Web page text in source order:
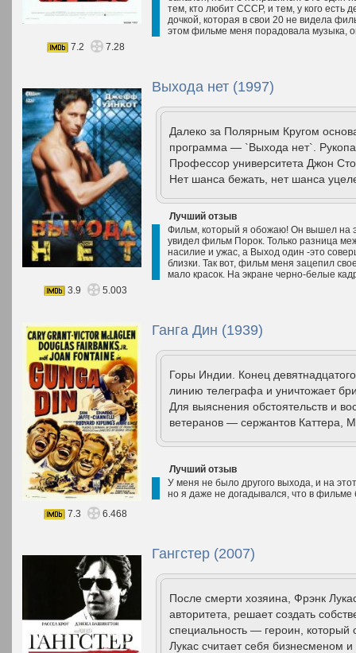
тем, кто любит СССР, и тем, у кого есть
дочкой, которая в свои 20 не видела
этом фильме меня порадовала музыка,
7.2
7.28
Выхода нет (1997)
Далеко за Полярным Кругом
программа — `Выхода нет`.
Профессор университета Джон
Нет шанса бежать, нет шанса
Лучший отзыв
Фильм, который я обожаю! Он вышел на
увидел фильм Порок. Только разница
насилие и ужас, а Выход один -это
близки. Так вот, фильм меня зацепил
мало красок. На экране черно-белые
3.9
5.003
Ганга Дин (1939)
Горы Индии. Конец
линию телеграфа и уничтожает
Для выяснения обстоятельств и
ветеранов — сержантов Каттера,
Лучший отзыв
У меня не было другого выхода, и на
но я даже не догадывался, что в фильме
7.3
6.468
Гангстер (2007)
После смерти хозяина, Фрэнк
авторитета, решает создать
специальность — героин,
Лукас считает себя бизнесменом